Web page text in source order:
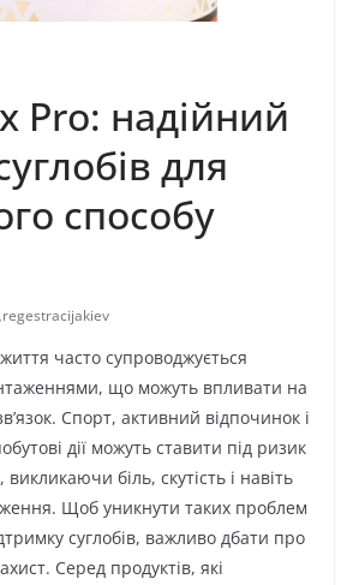
Pro: надійний
для
способу
regestracijakiev
часто супроводжується
що можуть впливати на
Спорт, активний відпочинок і
дії можуть ставити під ризик
викликаючи біль, скутість і навіть
Щоб уникнути таких проблем
суглобів, важливо дбати про
Серед продуктів, які